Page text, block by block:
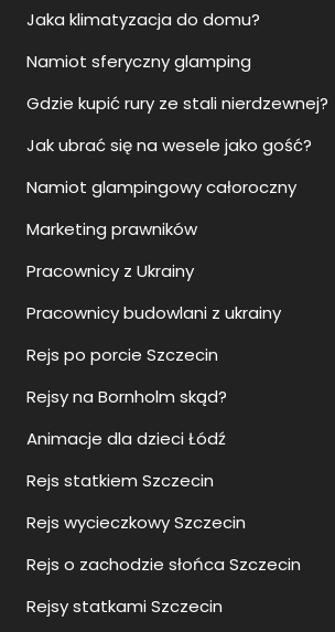
Jaka klimatyzacja do domu?
Namiot sferyczny glamping
Gdzie kupić rury ze stali nierdzewnej?
Jak ubrać się na wesele jako gość?
Namiot glampingowy całoroczny
Marketing prawników
Pracownicy z Ukrainy
Pracownicy budowlani z ukrainy
Rejs po porcie Szczecin
Rejsy na Bornholm skąd?
Animacje dla dzieci Łódź
Rejs statkiem Szczecin
Rejs wycieczkowy Szczecin
Rejs o zachodzie słońca Szczecin
Rejsy statkami Szczecin